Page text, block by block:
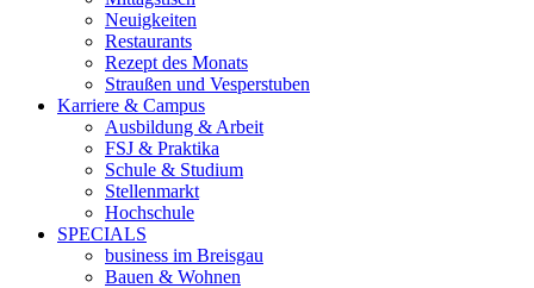
Neuigkeiten
Restaurants
Rezept des Monats
Straußen und Vesperstuben
Karriere & Campus
Ausbildung & Arbeit
FSJ & Praktika
Schule & Studium
Stellenmarkt
Hochschule
SPECIALS
business im Breisgau
Bauen & Wohnen